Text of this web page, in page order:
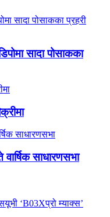
सादा पोसाकका
साधारणसभा